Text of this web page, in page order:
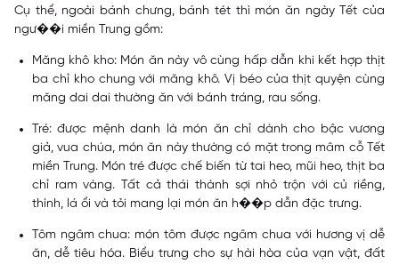
Cụ thể, ngoài bánh chưng, bánh tét thì món ăn ngày Tết của
ngư��i miền Trung gồm:
Măng khô kho:Món ăn này vô cùng hấp dẫn khi kết hợp thịt
ba chỉ kho chung với măng khô. Vị béo của thịt quyện cùng
măng dai dai thường ăn với bánh tráng, rau sống.
Tré: được mệnh danh là món ăn chỉ dành cho bậc vương
giả, vua chúa, món ăn này thường có mặt trong mâm cỗ Tết
miền Trung. Món tré được chế biến từ tai heo, mũi heo, thịt ba
chỉ ram vàng. Tất cả thái thành sợi nhỏ trộn với củ riềng,
thính, lá ổi và tỏi mang lại món ăn h��p dẫn đặc trưng.
Tôm ngâm chua: món tôm được ngâm chua với hương vị dễ
ăn, dễ tiêu hóa. Biểu trưng cho sự hài hòa của vạn vật, đất